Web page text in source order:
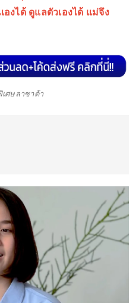
องได้ดูแลตัวเองได้ แม่จึง
ศษลาซาด้า